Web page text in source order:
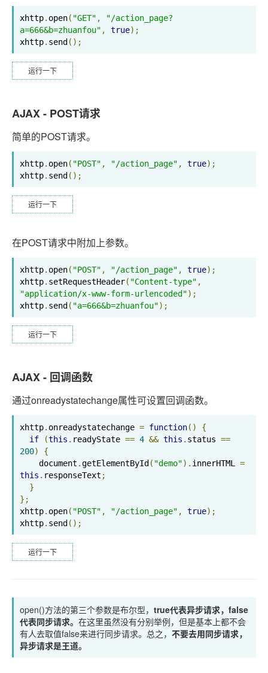
xhttp. open( "GET" ,
"/action_page?
a=666&b=zhuanfou" , true);
xhttp. send();
运行一下
AJAX - POST请求
简单的POST请求。
xhttp. open( "POST" , "/action_page" , true);
xhttp. send();
运行一下
在POST请求中附加上参数。
xhttp. open( "POST" , "/action_page" , true);
xhttp. setRequestHeader( "Content-type" ,
"application/x-www-form-urlencoded");
xhttp. send( "a=666&b=zhuanfou");
运行一下
AJAX - 回调函数
通过onreadystatechange属性可设置回调函数。
xhttp. onreadystatechange = function()
{
if
(this . readyState == 4 && this . status ==
200)
{
    document
.getElementById( "demo"). innerHTML =
this . responseText ;
}
};
xhttp. open( "POST" , "/action_page" , true);
xhttp. send();
运行一下
open()方法的第三个参数是布尔型， true代表异步请求，false
代表同步请求。 在这里虽然没有分别举例，但是基本上都不会
有人去取值false来进行同步请求。总之， 不要去用同步请求，
异步请求是王道。